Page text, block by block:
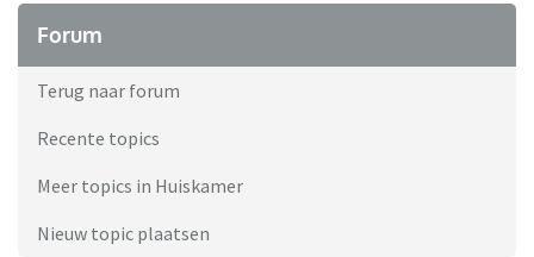
Forum
Terug naar forum
Recente topics
Meer topics in Huiskamer
Nieuw topic plaatsen